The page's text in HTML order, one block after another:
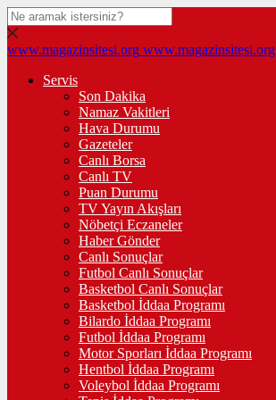
www.magazinsitesi.org www.magazinsitesi.org
Servis
Son Dakika
Namaz Vakitleri
Hava Durumu
Gazeteler
Canlı Borsa
Canlı TV
Puan Durumu
TV Yayın Akışları
Nöbetçi Eczaneler
Haber Gönder
Canlı Sonuçlar
Futbol Canlı Sonuçlar
Basketbol Canlı Sonuçlar
Basketbol İddaa Programı
Bilardo İddaa Programı
Futbol İddaa Programı
Motor Sporları İddaa Programı
Hentbol İddaa Programı
Voleybol İddaa Programı